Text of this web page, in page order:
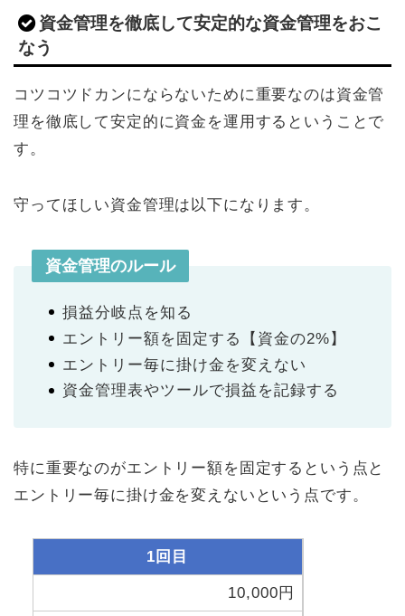
資金管理を徹底して安定的な資金管理をおこ
なう
コツコツドカンにならないために重要なのは資金管
理を徹底して安定的に資金を運用するということで
す。
守ってほしい資金管理は以下になります。
資金管理のルール
損益分岐点を知る
エントリー額を固定する【資金の2%】
エントリー毎に掛け金を変えない
資金管理表やツールで損益を記録する
特に重要なのがエントリー額を固定するという点と
エントリー毎に掛け金を変えないという点です。
1回目
10,000円